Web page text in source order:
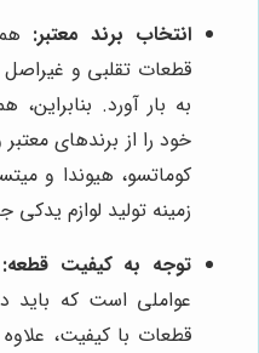
انتخاب برند معتبر:
قطعات تقلبی و غیراصل
به بار آورد.
خود را از برندهای
کوماتسو، هیوندا و
زمینه تولید لوازم
توجه به کیفیت قطعه:
عواملی است که باید
قطعات با کیفیت،